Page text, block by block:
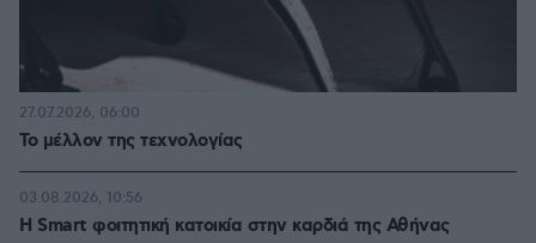
Το μέλλον της τεχνολογίας
27.07.2026, 06:00
Η Smart φοιτητική κατοικία στην καρδιά της Αθήνας
03.08.2026, 10:56